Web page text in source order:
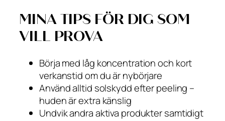
MINA TIPS FÖR DIG SOM
VILL PROVA
Börja med låg koncentration och kort
verkanstid om du är nybörjare
Använd alltid solskydd efter peeling –
huden är extra känslig
Undvik andra aktiva produkter samtidigt